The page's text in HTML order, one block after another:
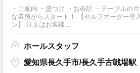
・ご案内 ・盛つけ ・お会計 ・テーブル
な業務からスタート！ 【セルフオーダー導入なので接客がカンタ
ン】 注文はお客様...
ホールスタッフ
愛知県長久手市/長久手古戦場駅